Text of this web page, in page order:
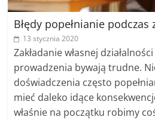
Błędy popełnianie podczas
13 stycznia 2020
Zakładanie własnej
prowadzenia bywają trudne.
doświadczenia często
mieć daleko idące
właśnie na początku robimy